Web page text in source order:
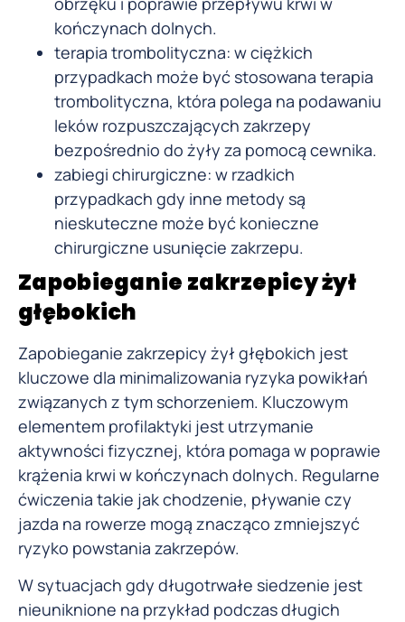
kończynach dolnych.
terapia trombolityczna: w ciężkich
przypadkach może być stosowana terapia
trombolityczna, która polega na podawaniu
leków rozpuszczających zakrzepy
bezpośrednio do żyły za pomocą cewnika.
zabiegi chirurgiczne: w rzadkich
przypadkach gdy inne metody są
nieskuteczne może być konieczne
chirurgiczne usunięcie zakrzepu.
Zapobieganie zakrzepicy żył
głębokich
Zapobieganie zakrzepicy żył głębokich jest
kluczowe dla minimalizowania ryzyka powikłań
związanych z tym schorzeniem. Kluczowym
elementem profilaktyki jest utrzymanie
aktywności fizycznej, która pomaga w poprawie
krążenia krwi w kończynach dolnych. Regularne
ćwiczenia takie jak chodzenie, pływanie czy
jazda na rowerze mogą znacząco zmniejszyć
ryzyko powstania zakrzepów.
W sytuacjach gdy długotrwałe siedzenie jest
nieuniknione na przykład podczas długich